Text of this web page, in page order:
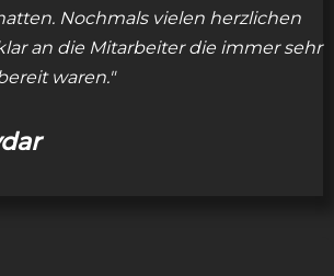
Nochmals vielen herzlichen
an die Mitarbeiter die immer sehr
waren."